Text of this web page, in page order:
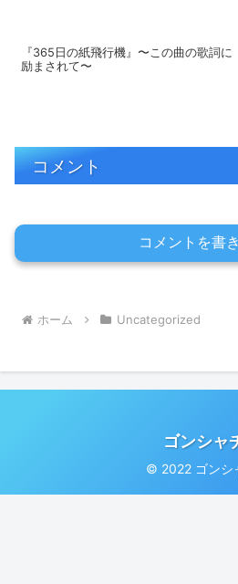
『365日の紙飛行機』〜この曲の歌詞に
励まされて〜
コメント
コメントを書
ホーム Uncategorized
ゴンシャ
© 2022 ゴンシ